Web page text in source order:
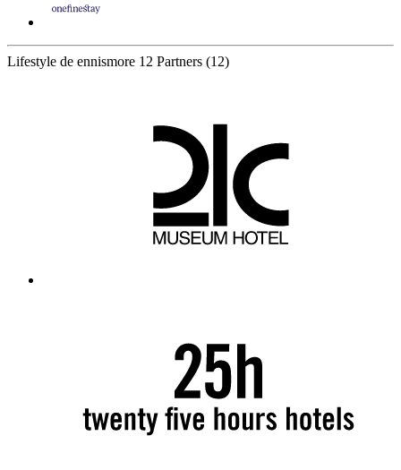
Lifestyle de ennismore 12 Partners (12)